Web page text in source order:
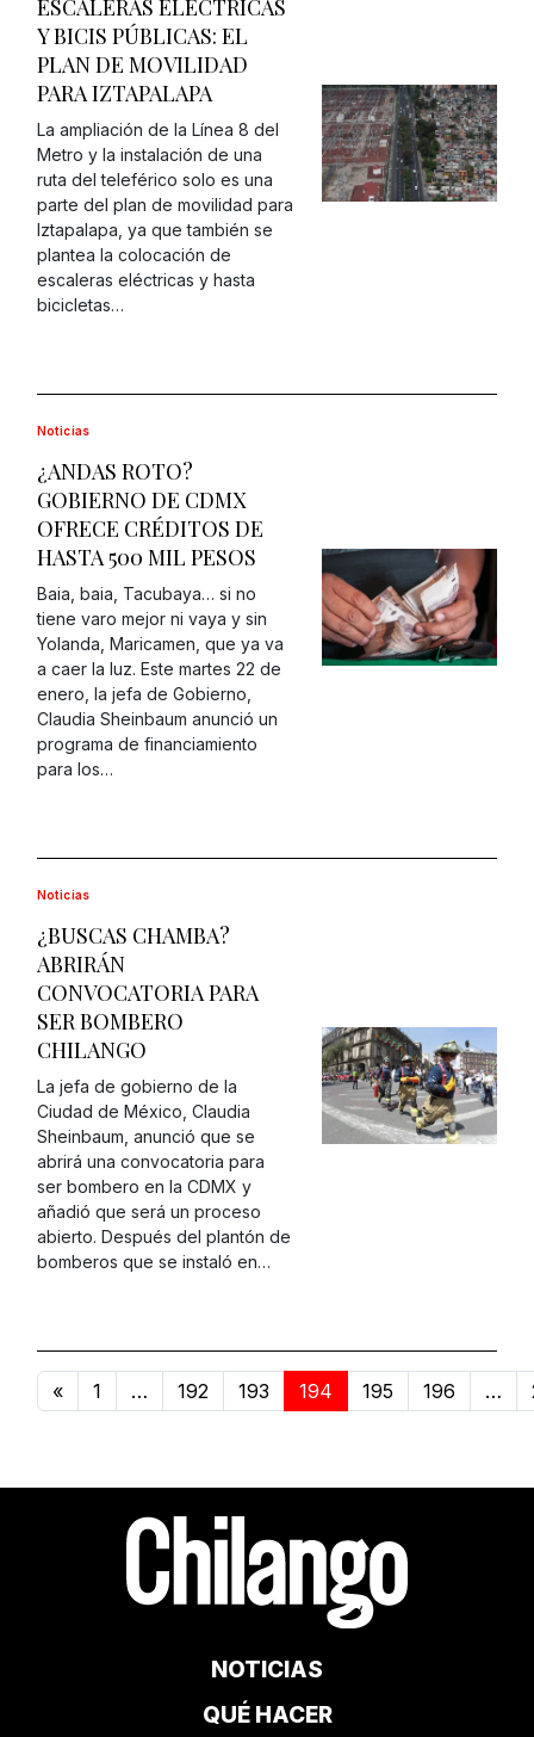
ESCALERAS ELÉCTRICAS
Y BICIS PÚBLICAS: EL
PLAN DE MOVILIDAD
PARA IZTAPALAPA
La ampliación de la Línea 8 del
Metro y la instalación de una
ruta del teleférico solo es una
parte del plan de movilidad para
Iztapalapa, ya que también se
plantea la colocación de
escaleras eléctricas y hasta
bicicletas…
Noticias
¿ANDAS ROTO?
GOBIERNO DE CDMX
OFRECE CRÉDITOS DE
HASTA 500 MIL PESOS
Baia, baia, Tacubaya… si no
tiene varo mejor ni vaya y sin
Yolanda, Maricamen, que ya va
a caer la luz. Este martes 22 de
enero, la jefa de Gobierno,
Claudia Sheinbaum anunció un
programa de financiamiento
para los…
Noticias
¿BUSCAS CHAMBA?
ABRIRÁN
CONVOCATORIA PARA
SER BOMBERO
CHILANGO
La jefa de gobierno de la
Ciudad de México, Claudia
Sheinbaum, anunció que se
abrirá una convocatoria para
ser bombero en la CDMX y
añadió que será un proceso
abierto. Después del plantón de
bomberos que se instaló en…
« 1 … 192 193 194 195 196 …
NOTICIAS
QUÉ HACER